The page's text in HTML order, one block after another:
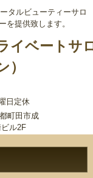
タルビューティーサロ
を提供致します。
日定休
町田市成
ル2F